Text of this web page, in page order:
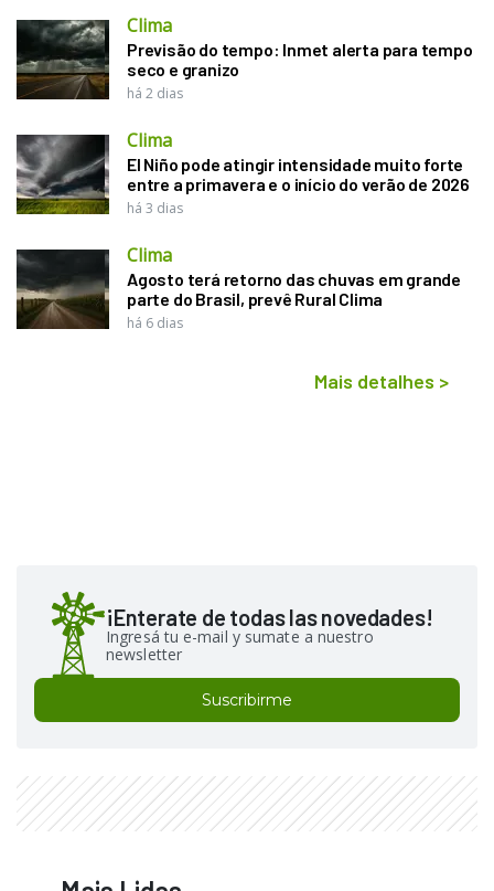
Clima
Previsão do tempo: Inmet alerta para tempo
seco e granizo
há 2 dias
Clima
El Niño pode atingir intensidade muito forte
entre a primavera e o início do verão de 2026
há 3 dias
Clima
Agosto terá retorno das chuvas em grande
parte do Brasil, prevê Rural Clima
há 6 dias
Mais detalhes >
¡Enterate de todas las novedades!
Ingresá tu e-mail y sumate a nuestro
newsletter
Suscribirme